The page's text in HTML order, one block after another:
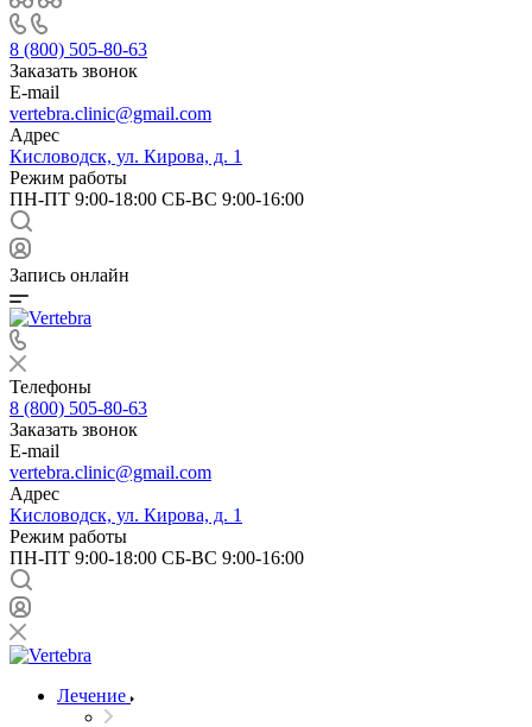
8 (800) 505-80-63
Заказать звонок
E-mail
vertebra.clinic@gmail.com
Адрес
Кисловодск, ул. Кирова, д. 1
Режим работы
ПН-ПТ 9:00-18:00 СБ-ВС 9:00-16:00
Запись онлайн
Телефоны
8 (800) 505-80-63
Заказать звонок
E-mail
vertebra.clinic@gmail.com
Адрес
Кисловодск, ул. Кирова, д. 1
Режим работы
ПН-ПТ 9:00-18:00 СБ-ВС 9:00-16:00
Лечение